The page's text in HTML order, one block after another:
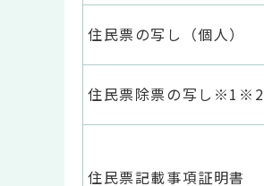
住民票の写し（個人）
住民票除票の写し※1※2
住民票記載事項証明書